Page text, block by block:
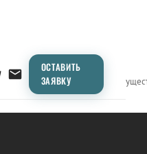
ОСТАВИТЬ
ЗАЯВКУ
ТипоразмерыСравнение